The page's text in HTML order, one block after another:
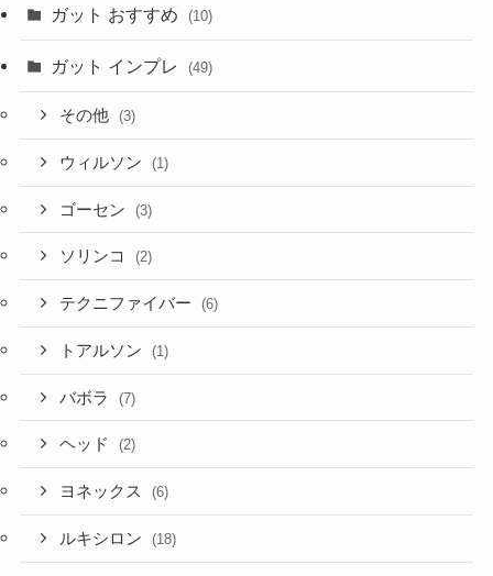
ガット おすすめ (10)
ガット インプレ (49)
その他 (3)
ウィルソン (1)
ゴーセン (3)
ソリンコ (2)
テクニファイバー (6)
トアルソン (1)
バボラ (7)
ヘッド (2)
ヨネックス (6)
ルキシロン (18)